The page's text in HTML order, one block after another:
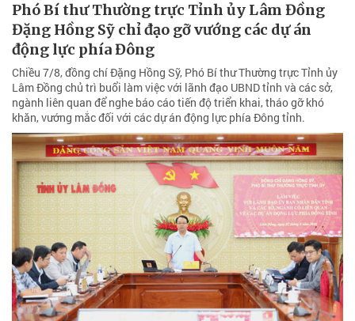
Phó Bí thư Thường trực Tỉnh ủy Lâm Đồng
Đặng Hồng Sỹ chỉ đạo gỡ vướng các dự án
động lực phía Đông
Chiều 7/8, đồng chí Đặng Hồng Sỹ, Phó Bí thư Thường trực Tỉnh ủy
Lâm Đồng chủ trì buổi làm việc với lãnh đạo UBND tỉnh và các sở,
ngành liên quan để nghe báo cáo tiến độ triển khai, tháo gỡ khó
khăn, vướng mắc đối với các dự án động lực phía Đông tỉnh.